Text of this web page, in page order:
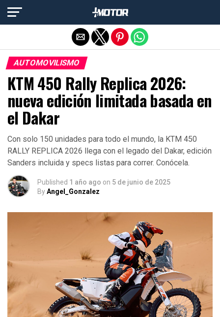
AUTOMOVILISMO
KTM 450 Rally Replica 2026:
nueva edición limitada basada en
el Dakar
Con solo 150 unidades para todo el mundo, la KTM 450
RALLY REPLICA 2026 llega con el legado del Dakar, edición
Sanders incluida y specs listas para correr. Conócela.
Published 1 año ago on 5 de junio de 2025
ByAngel_Gonzalez
Salir de la versión móvil